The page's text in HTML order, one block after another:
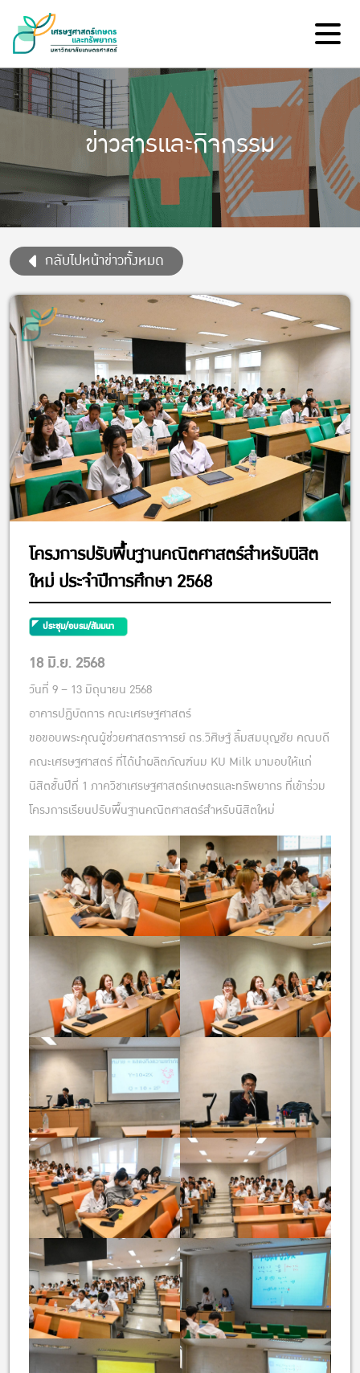
ข่าวสารและกิจกรรม
กลับไปหน้าข่าวทั้งหมด
โครงการปรับพื้นฐานคณิตศาสตร์สำหรับนิสิต
ใหม่ ประจำปีการศึกษา 2568
ประชุม/อบรม/สัมมนา
18 มิ.ย. 2568
วันที่ 9 – 13 มิถุนายน 2568
อาคารปฏิบัตการ คณะเศรษฐศาสตร์
ขอขอบพระคุณผู้ช่วยศาสตราจารย์ ดร.วิศิษฐ์ ลิ้มสมบุญชัย คณบดี
คณะเศรษฐศาสตร์ ที่ได้นำผลิตภัณฑ์นม KU Milk มามอบให้แก่
นิสิตชั้นปีที่ 1 ภาควิชาเศรษฐศาสตร์เกษตรและทรัพยากร ที่เข้าร่วม
โครงการเรียนปรับพื้นฐานคณิตศาสตร์สำหรับนิสิตใหม่